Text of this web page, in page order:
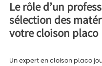
Le rôle d’un
sélection des
votre cloison placo
Un expert en cloison placo